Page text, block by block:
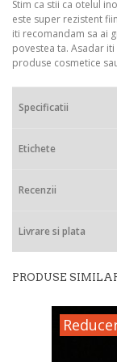
Stim ca stii ca otelul
este super rezistent
iti recomandam sa ai
povestea ta. Asadar
produse cosmetice
Specificatii
Etichete
Recenzii
Livrare si plata
PRODUSE